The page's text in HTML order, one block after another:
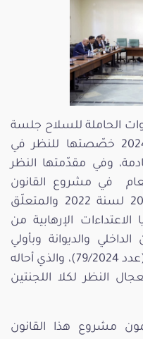
الحاملة للسلاح جلسة
صباح اليوم الثلاثاء 26 نوفمبر2024 خصّصتها للنظر في
وفي مقدّمتها النظر
في مشروع القانون
المتعلّق بتنقيح المرسوم عدد 20 لسنة 2022 والمتعلّق
الإرهابية من
والديوانة وبأولي
الحق من شهداء الثورة وجرحاها (عدد 79/2024)، والذي أحاله
النظر لكلا اللجنتين
مشروع هذا القانون